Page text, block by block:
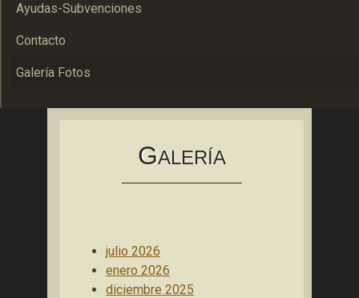
Ayudas-Subvenciones
Contacto
Galería Fotos
GALERÍA
julio 2026
enero 2026
diciembre 2025